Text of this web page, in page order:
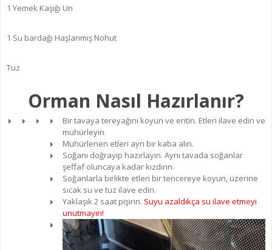
1 Yemek Kaşığı Un
1 Su bardağı Haşlanmış Nohut
Tuz
Orman Nasıl Hazırlanır?
Bir tavaya tereyağını koyun ve eritin. Etleri ilave edin ve
mühürleyin.
Mühürlenen etleri ayrı bir kaba alın.
Soğanı doğrayıp hazırlayın. Aynı tavada soğanlar
şeffaf oluncaya kadar kızdırın.
Soğanlarla birlikte etleri bir tencereye koyun, üzerine
sıcak su ve tuz ilave edin.
Yaklaşık 2 saat pişirin. Suyu azaldıkça su ilave etmeyi
unutmayın!